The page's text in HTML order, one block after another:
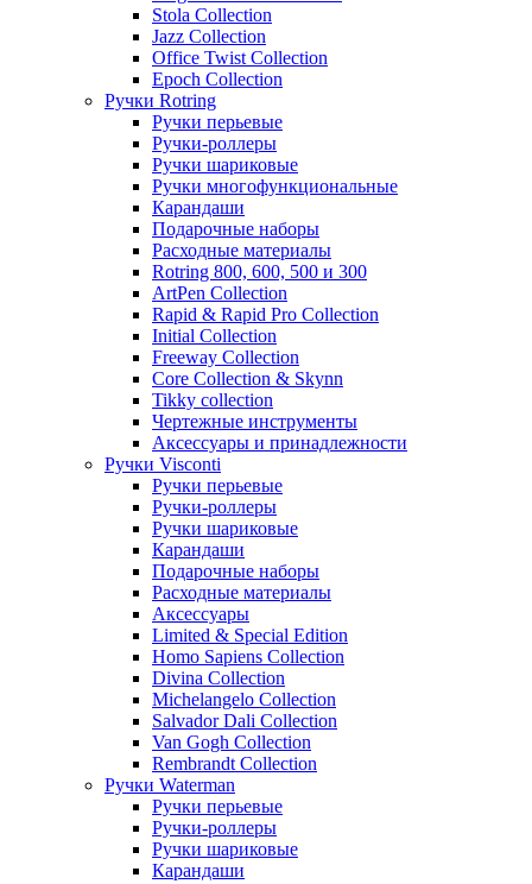
Stola Collection
Jazz Collection
Office Twist Collection
Epoch Collection
Ручки Rotring
Ручки перьевые
Ручки-роллеры
Ручки шариковые
Ручки многофункциональные
Карандаши
Подарочные наборы
Расходные материалы
Rotring 800, 600, 500 и 300
ArtPen Collection
Rapid & Rapid Pro Collection
Initial Collection
Freeway Collection
Core Collection & Skynn
Tikky collection
Чертежные инструменты
Аксессуары и принадлежности
Ручки Visconti
Ручки перьевые
Ручки-роллеры
Ручки шариковые
Карандаши
Подарочные наборы
Расходные материалы
Аксессуары
Limited & Special Edition
Homo Sapiens Collection
Divina Collection
Michelangelo Collection
Salvador Dali Collection
Van Gogh Collection
Rembrandt Collection
Ручки Waterman
Ручки перьевые
Ручки-роллеры
Ручки шариковые
Карандаши